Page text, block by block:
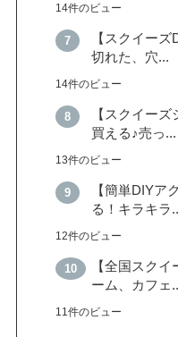
14件のビュー
【スクイー
切れた、穴...
14件のビュー
【スクイー
買える♪売っ...
13件のビュー
【簡単DIYア
る！キラキラ
12件のビュー
【全国スク
ーム、カフェ
11件のビュー